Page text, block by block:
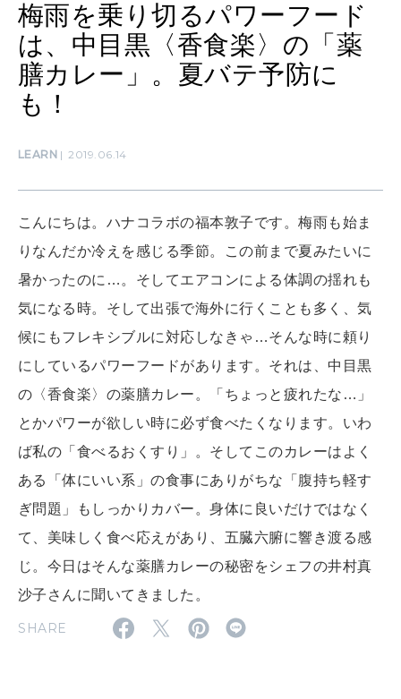
SUSTAINABLE
わたしができること
WORK&MONEY
いい人生って？
MAGAZINE
2026年9月号「北海道 おいしく遊ぶ、夏のご褒美旅。」
2026年8月号『お茶の時間です。』
2026年7月号「鎌倉 ローカルが 教えてくれた 本当の歩き方。」
2026年6月号「大銀座 トレンドが生まれる 新しい一流店へ。」
2026年5月号「“大好き”に出会いに。韓国」
MAGAZINE MOOK
FOLLOW US!
梅雨を乗り切るパワーフード
は、中目黒〈香食楽〉の「薬
膳カレー」。夏バテ予防に
も！
LEARN 2019.06.14
こんにちは。ハナコラボの福本敦子です。梅雨も始ま
りなんだか冷えを感じる季節。この前まで夏みたいに
暑かったのに…。そしてエアコンによる体調の揺れも
気になる時。そして出張で海外に行くことも多く、気
候にもフレキシブルに対応しなきゃ…そんな時に頼り
にしているパワーフードがあります。それは、中目黒
の〈香食楽〉の薬膳カレー。「ちょっと疲れたな…」
とかパワーが欲しい時に必ず食べたくなります。いわ
ば私の「食べるおくすり」。そしてこのカレーはよく
ある「体にいい系」の食事にありがちな「腹持ち軽す
ぎ問題」もしっかりカバー。身体に良いだけではなく
て、美味しく食べ応えがあり、五臓六腑に響き渡る感
じ。今日はそんな薬膳カレーの秘密をシェフの井村真
沙子さんに聞いてきました。
SHARE